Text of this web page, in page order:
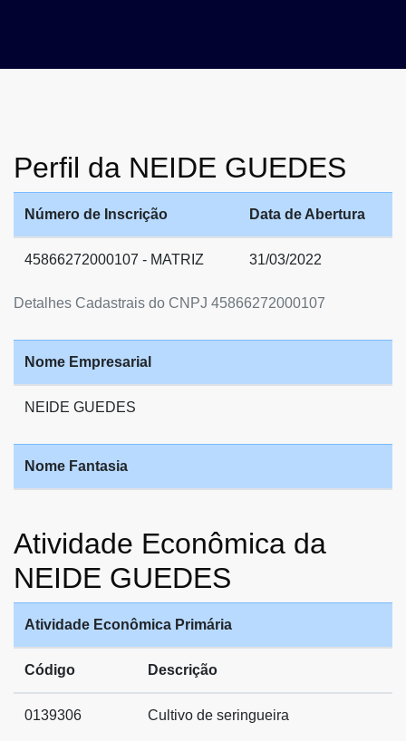
Perfil da NEIDE GUEDES
Detalhes Cadastrais do CNPJ 45866272000107
Número de Inscrição Data de Abertura
45866272000107 - MATRIZ 31/03/2022
Nome Empresarial
NEIDE GUEDES
Nome Fantasia
Atividade Econômica da
NEIDE GUEDES
Atividade Econômica Primária
Código Descrição
0139306 Cultivo de seringueira